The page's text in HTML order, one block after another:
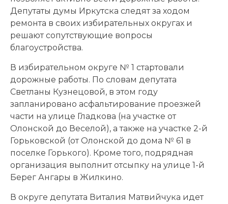
Депутаты думы Иркутска следят за ходом
ремонта в своих избирательных округах и
решают сопутствующие вопросы
благоустройства.
В избирательном округе № 1 стартовали
дорожные работы. По словам депутата
Светланы Кузнецовой, в этом году
запланировано асфальтирование проезжей
части на улице Гладкова (на участке от
Олонской до Веселой), а также на участке 2-й
Горьковской (от Олонской до дома № 61 в
поселке Горького). Кроме того, подрядная
организация выполнит отсыпку на улице 1-й
Берег Ангары в Жилкино.
В округе депутата Виталия Матвийчука идет